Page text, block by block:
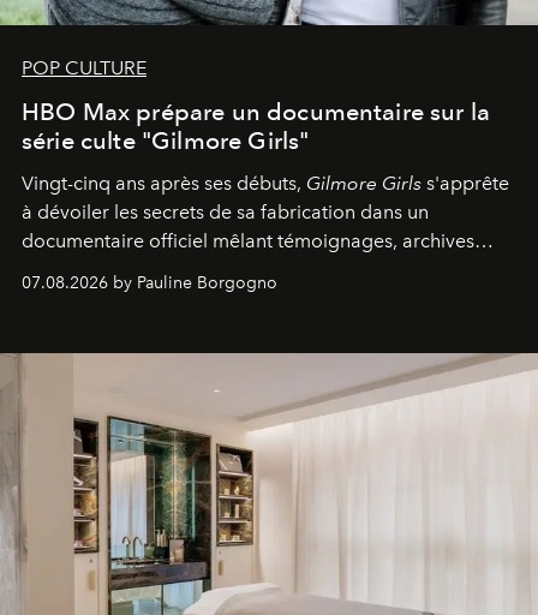
POP CULTURE
HBO Max prépare un documentaire sur la
série culte "Gilmore Girls"
Vingt-cinq ans après ses débuts, Gilmore Girls s'apprête
à dévoiler les secrets de sa fabrication dans un
documentaire officiel mêlant témoignages, archives
générationnel.
07.08.2026 by Pauline Borgogno